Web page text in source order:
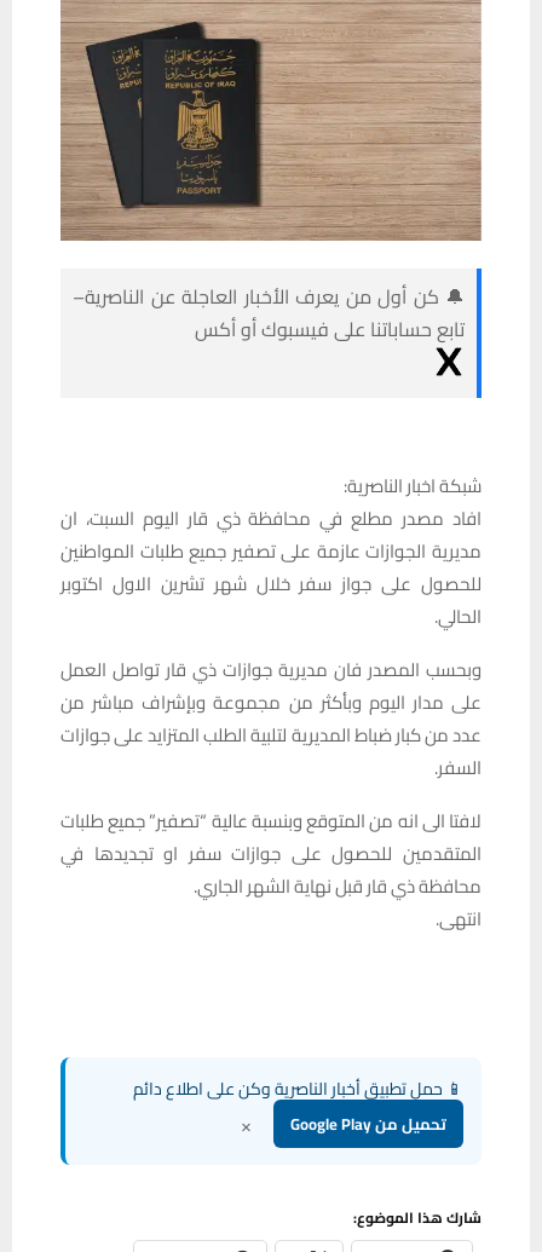
🔔 كن أول من يعرف الأخبار العاجلة عن الناصرية–
تابع حساباتنا على فيسبوك أو أكس
شبكة اخبار الناصرية:
افاد مصدر مطلع في محافظة ذي قار اليوم السبت، ان
مديرية الجوازات عازمة على تصفير جميع طلبات المواطنين
للحصول على جواز سفر خلال شهر تشرين الاول اكتوبر
الحالي.
وبحسب المصدر فان مديرية جوازات ذي قار تواصل العمل
على مدار اليوم وبأكثر من مجموعة وبإشراف مباشر من
عدد من كبار ضباط المديرية لتلبية الطلب المتزايد على جوازات
السفر.
لافتا الى انه من المتوقع وبنسبة عالية “تصفير” جميع طلبات
المتقدمين للحصول على جوازات سفر او تجديدها في
محافظة ذي قار قبل نهاية الشهر الجاري.
انتهى.
📱 حمل تطبيق أخبار الناصرية وكن على اطلاع دائم
تحميل من Google Play ×
شارك هذا الموضوع: